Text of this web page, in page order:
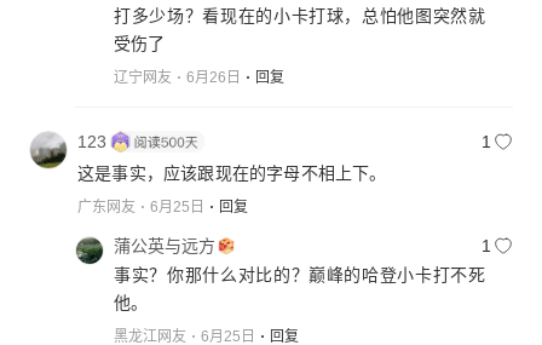
打多少场？看现在的小卡打球，总怕他图突然就
受伤了
辽宁网友 6月26日 回复
123
1
这是事实，应该跟现在的字母不相上下。
广东网友 6月25日 回复
蒲公英与远方
1
事实？你那什么对比的？巅峰的哈登小卡打不死
他。
黑龙江网友 6月25日 回复